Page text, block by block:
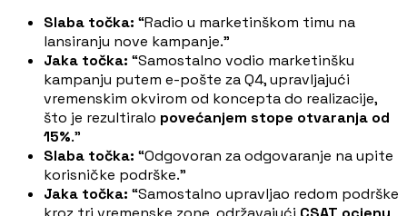
Slaba točka: “Radio u marketinškom timu na
lansiranju nove kampanje.”
Jaka točka: “Samostalno vodio marketinšku
kampanju putem e-pošte za Q4, upravljajući
vremenskim okvirom od koncepta do realizacije,
što je rezultiralo povećanjem stope otvaranja od
15%.”
Slaba točka: “Odgovoran za odgovaranje na upite
korisničke podrške.”
Jaka točka: “Samostalno upravljao redom podrške